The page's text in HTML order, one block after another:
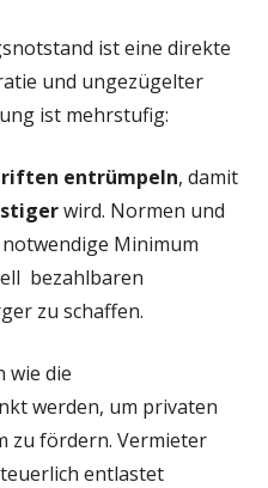
ist eine direkte
und ungezügelter
ist mehrstufig:
entrümpeln, damit
wird. Normen und
Minimum
bezahlbaren
zu schaffen.
wie die
werden, um privaten
zu fördern. Vermieter
entlastet